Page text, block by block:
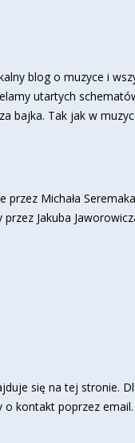
blog o muzyce i
utartych
bajka. Tak jak w
przez Michała
Jakuba
się na tej stronie.
o kontakt poprzez email.